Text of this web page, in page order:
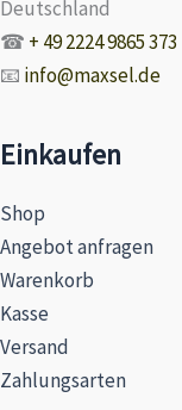
Deutschland
☎ + 49 2224 9865 373
📧 info@maxsel.de
Einkaufen
Shop
Angebot anfragen
Warenkorb
Kasse
Versand
Zahlungsarten